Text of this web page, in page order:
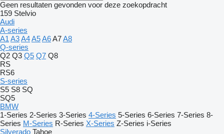
Geen resultaten gevonden voor deze zoekopdracht
159 Stelvio
Audi
A-series
A1 A3A4A5A6A7A8
Q-series
Q2 Q3 Q5 Q7 Q8
RS
RS6
S-series
S5 S8 SQ
SQ5
BMW
1-Series 2-Series 3-Series 4-Series 5-Series 6-Series 7-Series 8-
Series M-Series R-Series X-Series Z-Series i-Series
Silverado Tahoe